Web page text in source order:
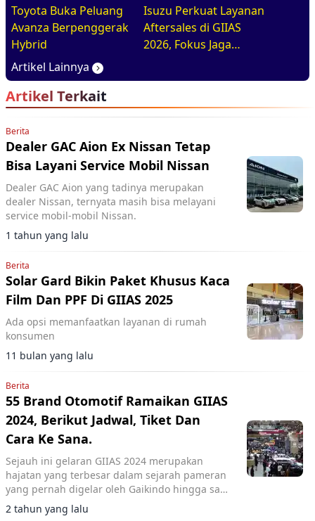
Toyota Buka Peluang
Avanza Berpenggerak
Hybrid
Isuzu Perkuat Layanan
Aftersales di GIIAS
2026, Fokus Jaga
Artikel Lainnya
Artikel Terkait
Berita
Dealer GAC Aion Ex Nissan Tetap
Bisa Layani Service Mobil Nissan
Dealer GAC Aion yang tadinya merupakan
dealer Nissan, ternyata masih bisa melayani
service mobil-mobil Nissan.
1 tahun yang lalu
Berita
Solar Gard Bikin Paket Khusus Kaca
Film Dan PPF Di GIIAS 2025
Ada opsi memanfaatkan layanan di rumah
konsumen
11 bulan yang lalu
Berita
55 Brand Otomotif Ramaikan GIIAS
2024, Berikut Jadwal, Tiket Dan
Cara Ke Sana.
Sejauh ini gelaran GIIAS 2024 merupakan
hajatan yang terbesar dalam sejarah pameran
yang pernah digelar oleh Gaikindo hingga saat
ini
2 tahun yang lalu